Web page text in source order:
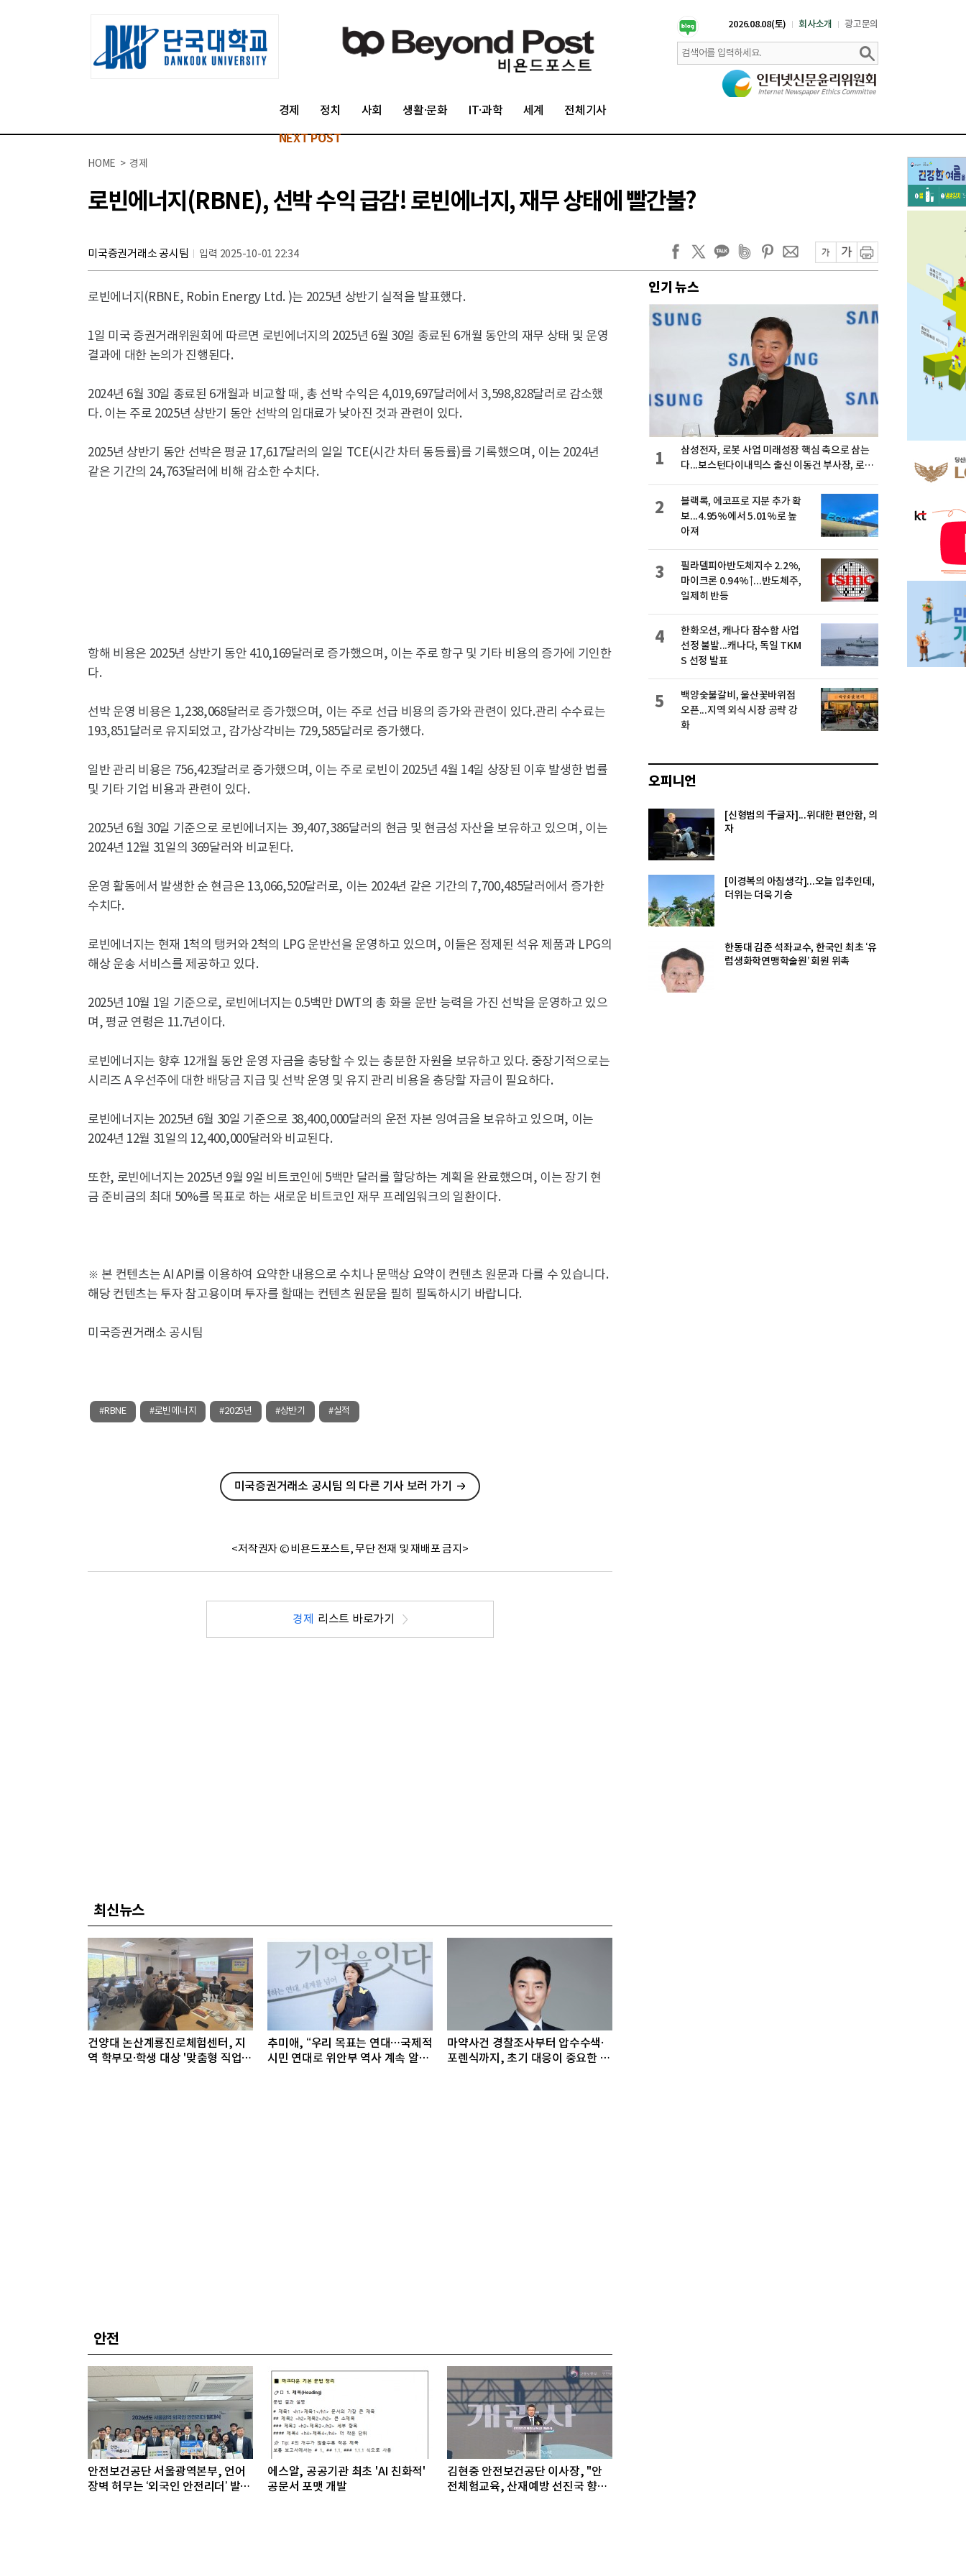
2026.08.08(토) 회사소개 광고문의
경제 정치 사회 생활·문화 IT·과학 세계 전체기사
NEXT POST
HOME > 경제
로빈에너지(RBNE), 선박 수익 급감! 로빈에너지, 재무 상태에 빨간불?
미국증권거래소 공시팀 입력 2025-10-01 22:34
로빈에너지(RBNE, Robin Energy Ltd. )는 2025년 상반기 실적을 발표했다.
1일 미국 증권거래위원회에 따르면 로빈에너지의 2025년 6월 30일 종료된 6개월 동안의 재무 상태 및 운영
결과에 대한 논의가 진행된다.
2024년 6월 30일 종료된 6개월과 비교할 때, 총 선박 수익은 4,019,697달러에서 3,598,828달러로 감소했
다. 이는 주로 2025년 상반기 동안 선박의 임대료가 낮아진 것과 관련이 있다.
2025년 상반기 동안 선박은 평균 17,617달러의 일일 TCE(시간 차터 동등률)를 기록했으며, 이는 2024년
같은 기간의 24,763달러에 비해 감소한 수치다.
항해 비용은 2025년 상반기 동안 410,169달러로 증가했으며, 이는 주로 항구 및 기타 비용의 증가에 기인한
다.
선박 운영 비용은 1,238,068달러로 증가했으며, 이는 주로 선급 비용의 증가와 관련이 있다.관리 수수료는
193,851달러로 유지되었고, 감가상각비는 729,585달러로 증가했다.
일반 관리 비용은 756,423달러로 증가했으며, 이는 주로 로빈이 2025년 4월 14일 상장된 이후 발생한 법률
및 기타 기업 비용과 관련이 있다.
2025년 6월 30일 기준으로 로빈에너지는 39,407,386달러의 현금 및 현금성 자산을 보유하고 있으며, 이는
2024년 12월 31일의 369달러와 비교된다.
운영 활동에서 발생한 순 현금은 13,066,520달러로, 이는 2024년 같은 기간의 7,700,485달러에서 증가한
수치다.
로빈에너지는 현재 1척의 탱커와 2척의 LPG 운반선을 운영하고 있으며, 이들은 정제된 석유 제품과 LPG의
해상 운송 서비스를 제공하고 있다.
2025년 10월 1일 기준으로, 로빈에너지는 0.5백만 DWT의 총 화물 운반 능력을 가진 선박을 운영하고 있으
며, 평균 연령은 11.7년이다.
로빈에너지는 향후 12개월 동안 운영 자금을 충당할 수 있는 충분한 자원을 보유하고 있다. 중장기적으로는
시리즈 A 우선주에 대한 배당금 지급 및 선박 운영 및 유지 관리 비용을 충당할 자금이 필요하다.
로빈에너지는 2025년 6월 30일 기준으로 38,400,000달러의 운전 자본 잉여금을 보유하고 있으며, 이는
2024년 12월 31일의 12,400,000달러와 비교된다.
또한, 로빈에너지는 2025년 9월 9일 비트코인에 5백만 달러를 할당하는 계획을 완료했으며, 이는 장기 현
금 준비금의 최대 50%를 목표로 하는 새로운 비트코인 재무 프레임워크의 일환이다.
※ 본 컨텐츠는 AI API를 이용하여 요약한 내용으로 수치나 문맥상 요약이 컨텐츠 원문과 다를 수 있습니다.
해당 컨텐츠는 투자 참고용이며 투자를 할때는 컨텐츠 원문을 필히 필독하시기 바랍니다.
미국증권거래소 공시팀
#RBNE #로빈에너지 #2025년 #상반기 #실적
미국증권거래소 공시팀 의 다른 기사 보러 가기
<저작권자 © 비욘드포스트, 무단 전재 및 재배포 금지>
경제 리스트 바로가기
최신뉴스
건양대 논산계룡진로체험센터, 지
역 학부모·학생 대상 '맞춤형 직업
추미애, “우리 목표는 연대…국제적
시민 연대로 위안부 역사 계속 알려
마약사건 경찰조사부터 압수수색·
포렌식까지, 초기 대응이 중요한 이
안전
안전보건공단 서울광역본부, 언어
장벽 허무는 ‘외국인 안전리더’ 발대
에스알, 공공기관 최초 'AI 친화적'
공문서 포맷 개발
김현중 안전보건공단 이사장, "안
전체험교육, 산재예방 선진국 향한
인기 뉴스
삼성전자, 로봇 사업 미래성장 핵심 축으로 삼는
다...보스턴다이내믹스 출신 이동건 부사장, 로보
1
블랙록, 에코프로 지분 추가 확
보...4.95%에서 5.01%로 높
아져
2
필라델피아반도체지수 2.2%,
마이크론 0.94%↑...반도체주,
일제히 반등
3
한화오션, 캐나다 잠수함 사업
선정 불발...캐나다, 독일 TKM
S 선정 발표
4
백양숯불갈비, 울산꽃바위점
오픈...지역 외식 시장 공략 강
화
5
오피니언
[신형범의 千글자]...위대한 편안함, 의
자
[이경복의 아침생각]...오늘 입추인데,
더위는 더욱 기승
한동대 김준 석좌교수, 한국인 최초 ‘유
럽생화학연맹학술원’ 회원 위촉